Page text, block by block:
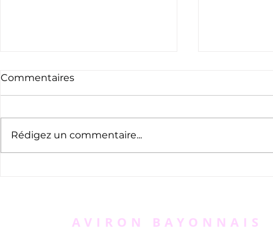
Commentaires
Rédigez un commentaire...
AVIRON BAYONNAIS